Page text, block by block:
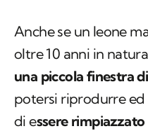
Anche se un leone
oltre 10 anni in
una piccola finestra
potersi riprodurre
di essere